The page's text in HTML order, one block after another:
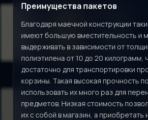
Преимущества пакетов
Благодаря маечной конструкции
имеют большую вместительность и
выдерживать в зависимости от
полиэтилена от 10 до 20 килограмм,
достаточно для транспортировки
корзины. Такая высокая прочность
использовать их много раз для
предметов. Низкая стоимость
их с собой в магазин, а приобретать